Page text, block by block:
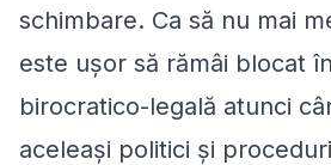
schimbare. Ca să nu mai
este ușor să rămâi blocat
birocratico-legală atunci
aceleași politici și